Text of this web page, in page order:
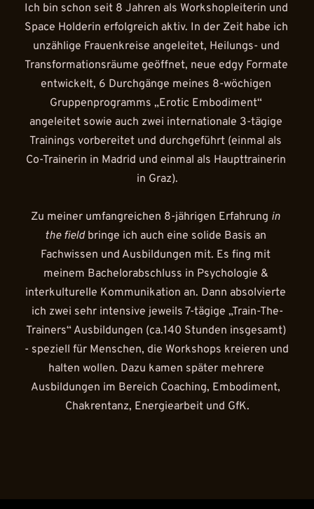
Ich bin schon seit 8 Jahren als Workshopleiterin und
Space Holderin erfolgreich aktiv. In der Zeit habe ich
unzählige Frauenkreise angeleitet, Heilungs- und
Transformationsräume geöffnet, neue edgy Formate
entwickelt, 6 Durchgänge meines 8-wöchigen
Gruppenprogramms „Erotic Embodiment“
angeleitet sowie auch zwei internationale 3-tägige
Trainings vorbereitet und durchgeführt (einmal als
Co-Trainerin in Madrid und einmal als Haupttrainerin
in Graz).
Zu meiner umfangreichen 8-jährigen Erfahrung in
the field bringe ich auch eine solide Basis an
Fachwissen und Ausbildungen mit. Es fing mit
meinem Bachelorabschluss in Psychologie &
interkulturelle Kommunikation an. Dann absolvierte
ich zwei sehr intensive jeweils 7-tägige „Train-The-
Trainers“ Ausbildungen (ca.140 Stunden insgesamt)
- speziell für Menschen, die Workshops kreieren und
halten wollen. Dazu kamen später mehrere
Ausbildungen im Bereich Coaching, Embodiment,
Chakrentanz, Energiearbeit und GfK.